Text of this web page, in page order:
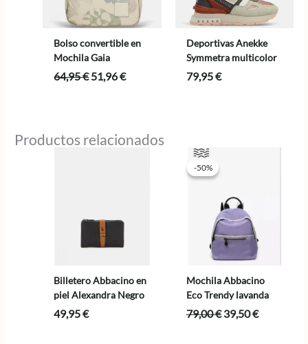
Bolso convertible en
Mochila Gaia
64,95€El
51,96€El
Deportivas Anekke
Symmetra multicolor
79,95€
Productos relacionados
Billetero Abbacino en
piel Alexandra Negro
49,95€
-50%
-50%
Mochila Abbacino
Eco Trendy lavanda
79,00€ El
39,50€El